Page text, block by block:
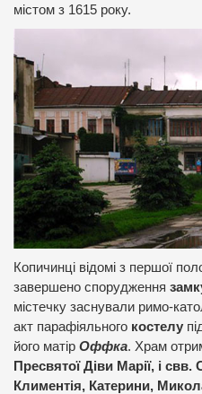
містом з 1615 року.
Копичинці відомі з першої
завершено спорудження
містечку заснували римо-
акт парафіяльного костелу
його матір Оффка. Храм
Пресвятої Діви Марії, і
Климентія, Катерини,